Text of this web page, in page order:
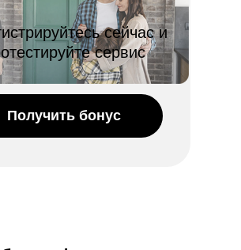
сейчас и
сервис
Получить бонус